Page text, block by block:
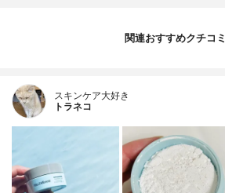
関連おすすめクチコミ
スキンケア大好き
トラネコ